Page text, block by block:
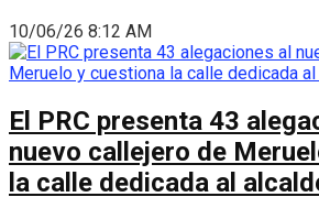
10/06/26 8:12 AM
El PRC presenta 43
nuevo callejero de
la calle dedicada al